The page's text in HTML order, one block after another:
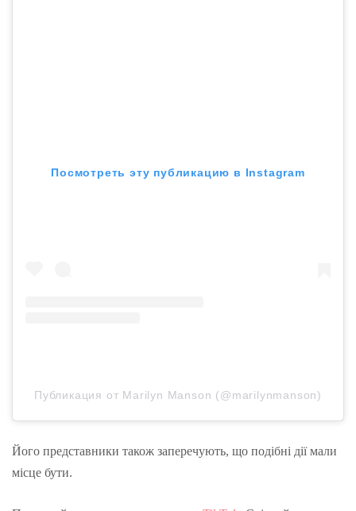
Посмотреть эту публикацию в Instagram
Публикация от Marilyn Manson (@marilynmanson)
Його представники також заперечують, що подібні дії мали
місце бути.